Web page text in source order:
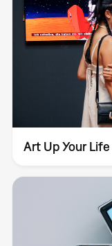
Art Up Your